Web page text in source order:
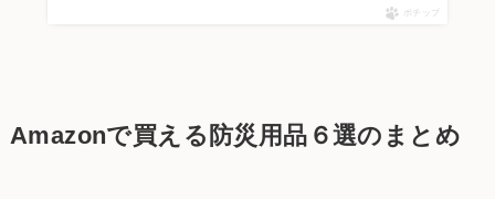
ポチップ
Amazonで買える防災用品６選のまとめ